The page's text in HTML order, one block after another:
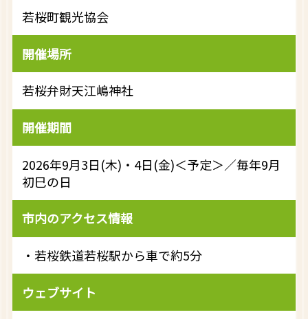
若桜町観光協会
開催場所
若桜弁財天江嶋神社
開催期間
2026年9月3日(木)・4日(金)＜予定＞／毎年9月
初巳の日
市内のアクセス情報
・若桜鉄道若桜駅から車で約5分
ウェブサイト